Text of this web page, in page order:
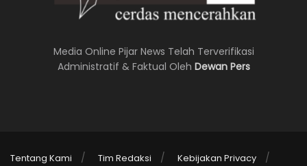
Media Online Pijar News Telah Terverifikasi
Administratif & Faktual Oleh Dewan Pers
Tentang Kami Tim Redaksi Kebijakan Privacy